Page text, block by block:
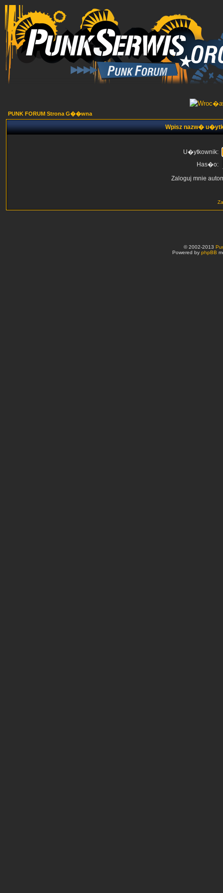
PUNK FORUM Strona G��wna
Wpisz nazw�
U�ytkownik:
Has�o:
Zaloguj mnie
© 2002-2013
Powered by phpBB